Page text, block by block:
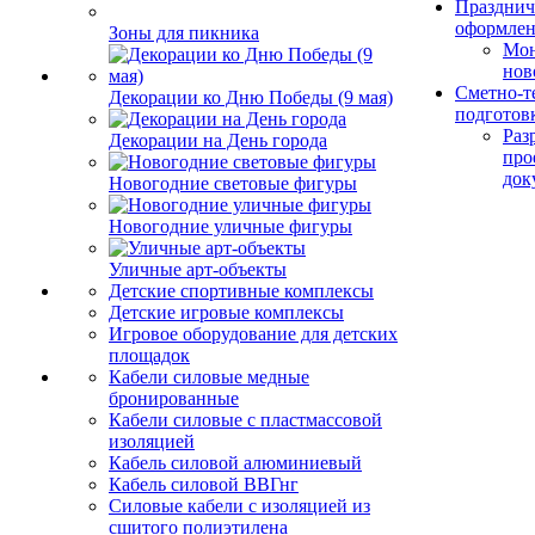
Зоны для пикника
Декорации ко Дню Победы (9 мая)
Декорации на День города
Новогодние световые фигуры
Новогодние уличные фигуры
Уличные арт-объекты
Детские спортивные комплексы
Детские игровые комплексы
Игровое оборудование для детских
площадок
Кабели силовые медные
бронированные
Кабели силовые с пластмассовой
изоляцией
Кабель силовой алюминиевый
Кабель силовой ВВГнг
Силовые кабели с изоляцией из
сшитого полиэтилена
Сметно-